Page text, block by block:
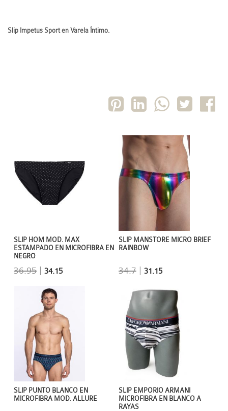
Slip Impetus Sport en Varela Íntimo.
SLIP MANSTORE MICRO BRIEF
RAINBOW
34.7| 31.15
SLIP HOM MOD. MAX
ESTAMPADO EN MICROFIBRA EN
NEGRO
36.95 |34.15
SLIP EMPORIO ARMANI
MICROFIBRA EN BLANCO A
RAYAS
SLIP PUNTO BLANCO EN
MICROFIBRA MOD. ALLURE